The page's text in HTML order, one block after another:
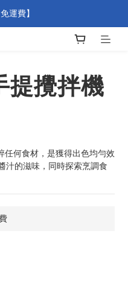
運費】
運費】
運費】
提攪拌機
何食材，是獲得出色均勻效
汁的滋味，同時探索烹調食